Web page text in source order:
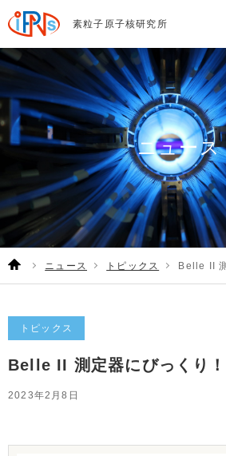
素粒子原子核研究所
ニュース
ニュース トピックス Belle II
トピックス
Belle II 測定器にびっくり！
2023年2月8日